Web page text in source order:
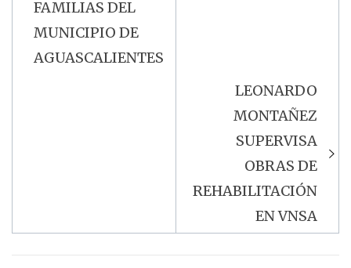
FAMILIAS DEL
MUNICIPIO DE
AGUASCALIENTES
LEONARDO
MONTAÑEZ
SUPERVISA
OBRAS DE
REHABILITACIÓN
EN VNSA